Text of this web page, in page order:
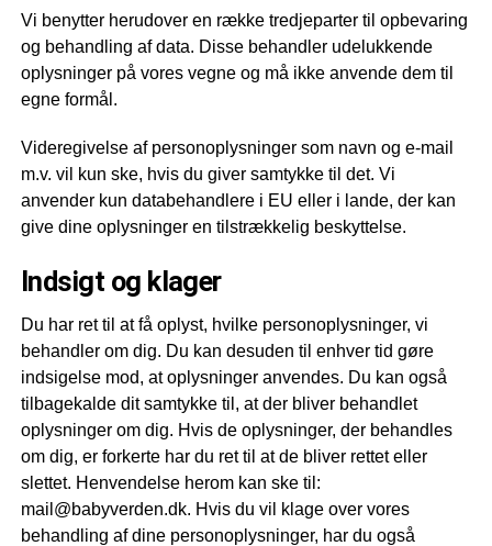
Vi benytter herudover en række tredjeparter til opbevaring
og behandling af data. Disse behandler udelukkende
oplysninger på vores vegne og må ikke anvende dem til
egne formål.
Videregivelse af personoplysninger som navn og e-mail
m.v. vil kun ske, hvis du giver samtykke til det. Vi
anvender kun databehandlere i EU eller i lande, der kan
give dine oplysninger en tilstrækkelig beskyttelse.
Indsigt og klager
Du har ret til at få oplyst, hvilke personoplysninger, vi
behandler om dig. Du kan desuden til enhver tid gøre
indsigelse mod, at oplysninger anvendes. Du kan også
tilbagekalde dit samtykke til, at der bliver behandlet
oplysninger om dig. Hvis de oplysninger, der behandles
om dig, er forkerte har du ret til at de bliver rettet eller
slettet. Henvendelse herom kan ske til:
mail@babyverden.dk. Hvis du vil klage over vores
behandling af dine personoplysninger, har du også